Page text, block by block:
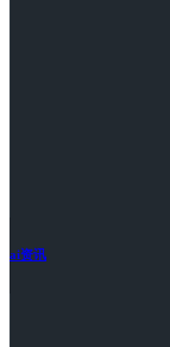
ai资讯